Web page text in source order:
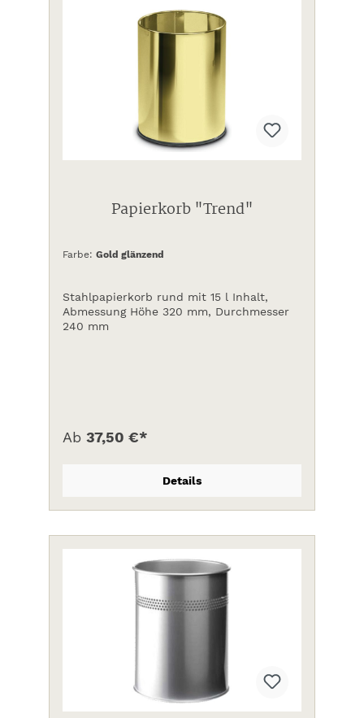
Papierkorb "Trend"
Farbe: Gold glänzend
Stahlpapierkorb rund mit 15 l Inhalt,
Abmessung Höhe 320 mm, Durchmesser
240 mm
Ab 37,50 €*
Details